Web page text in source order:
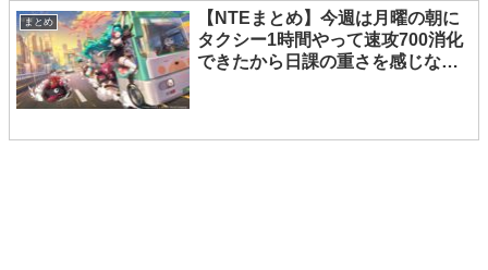
まとめ
【NTEまとめ】今週は月曜の朝に
タクシー1時間やって速攻700消化
できたから日課の重さを感じなか